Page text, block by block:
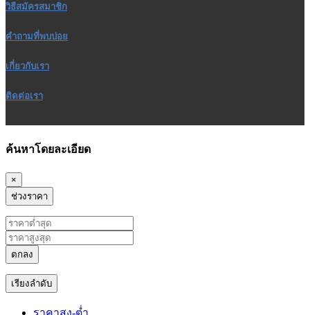
วิธีสมัครสมาชิก
คำถามที่พบบ่อย
เกี่ยวกับเรา
ติดต่อเรา
ค้นหาโดยละเอียด
×
ช่วงราคา
ตกลง
เรียงลำดับ
ราคาสูง-ต่ำ